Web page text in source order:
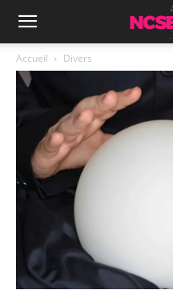
Accueil Divers